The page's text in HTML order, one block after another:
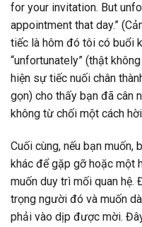
for your invitation. But
appointment that day.”
tiếc là hôm đó tôi có buổi
“unfortunately” (thật
hiện sự tiếc nuối chân
gọn) cho thấy bạn đã cân
không từ chối một cách
Cuối cùng, nếu bạn
khác để gặp gỡ hoặc một
muốn duy trì mối quan hệ.
trọng người đó và muốn
phải vào dịp được mời.